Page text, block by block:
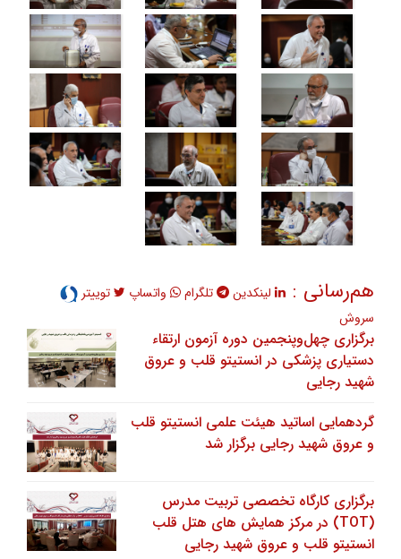
هم‌رسانی : لینکدین تلگرام واتساپ
توییتر
سروش
برگزاری چهل‌وپنجمین دوره آزمون ارتقاء
دستیاری پزشکی در انستیتو قلب و عروق
شهید رجایی
گردهمایی اساتید هیئت علمی انستیتو قلب
و عروق شهید رجایی برگزار شد
برگزاری کارگاه تخصصی تربیت مدرس
(TOT) در مرکز همایش های هتل قلب
انستیتو قلب و عروق شهید رجایی